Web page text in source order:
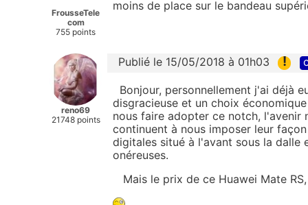
FrousseTele
com
755 points
moins de place sur le bandeau
reno69
21748 points
Publié le 15/05/2018 à 01h03 !
Bonjour, personnellement j'ai déjà
disgracieuse et un choix
nous faire adopter ce notch, l'avenir
continuent à nous imposer leur
digitales situé à l'avant sous la dalle
onéreuses.
Mais le prix de ce Huawei Mate